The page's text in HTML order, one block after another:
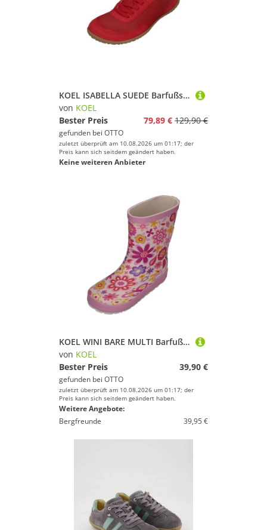
KOEL ISABELLA SUEDE Barfußschuh Red
von KOEL
Bester Preis
79,89 € 129,90 €
gefunden bei OTTO
zuletzt überprüft am 10.08.2026 um 01:17; der
Preis kann sich seitdem geändert haben.
Keine weiteren Anbieter
KOEL WINI BARE MULTI Barfußschuh Fuchsia Flowers
von KOEL
Bester Preis
39,90 €
gefunden bei OTTO
zuletzt überprüft am 10.08.2026 um 01:17; der
Preis kann sich seitdem geändert haben.
Weitere Angebote:
Bergfreunde
39,95 €